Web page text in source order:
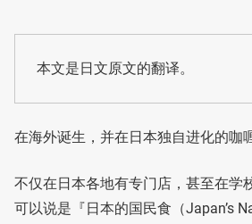
本文是日文原文的翻译。
在海外诞生，并在日本独自进化的咖
不仅在日本各地有专门店，甚至在学
可以说是『日本的国民食（Japan’s